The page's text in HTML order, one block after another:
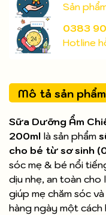
Sản
0383
Hotline
Mô tả sản phẩm
Sữa Dưỡng Ẩm
200ml là sản phẩm
cho bé từ sơ sinh
sóc mẹ & bé nổi
dịu nhẹ, an toàn cho
giúp mẹ chăm sóc
hàng ngày một cách